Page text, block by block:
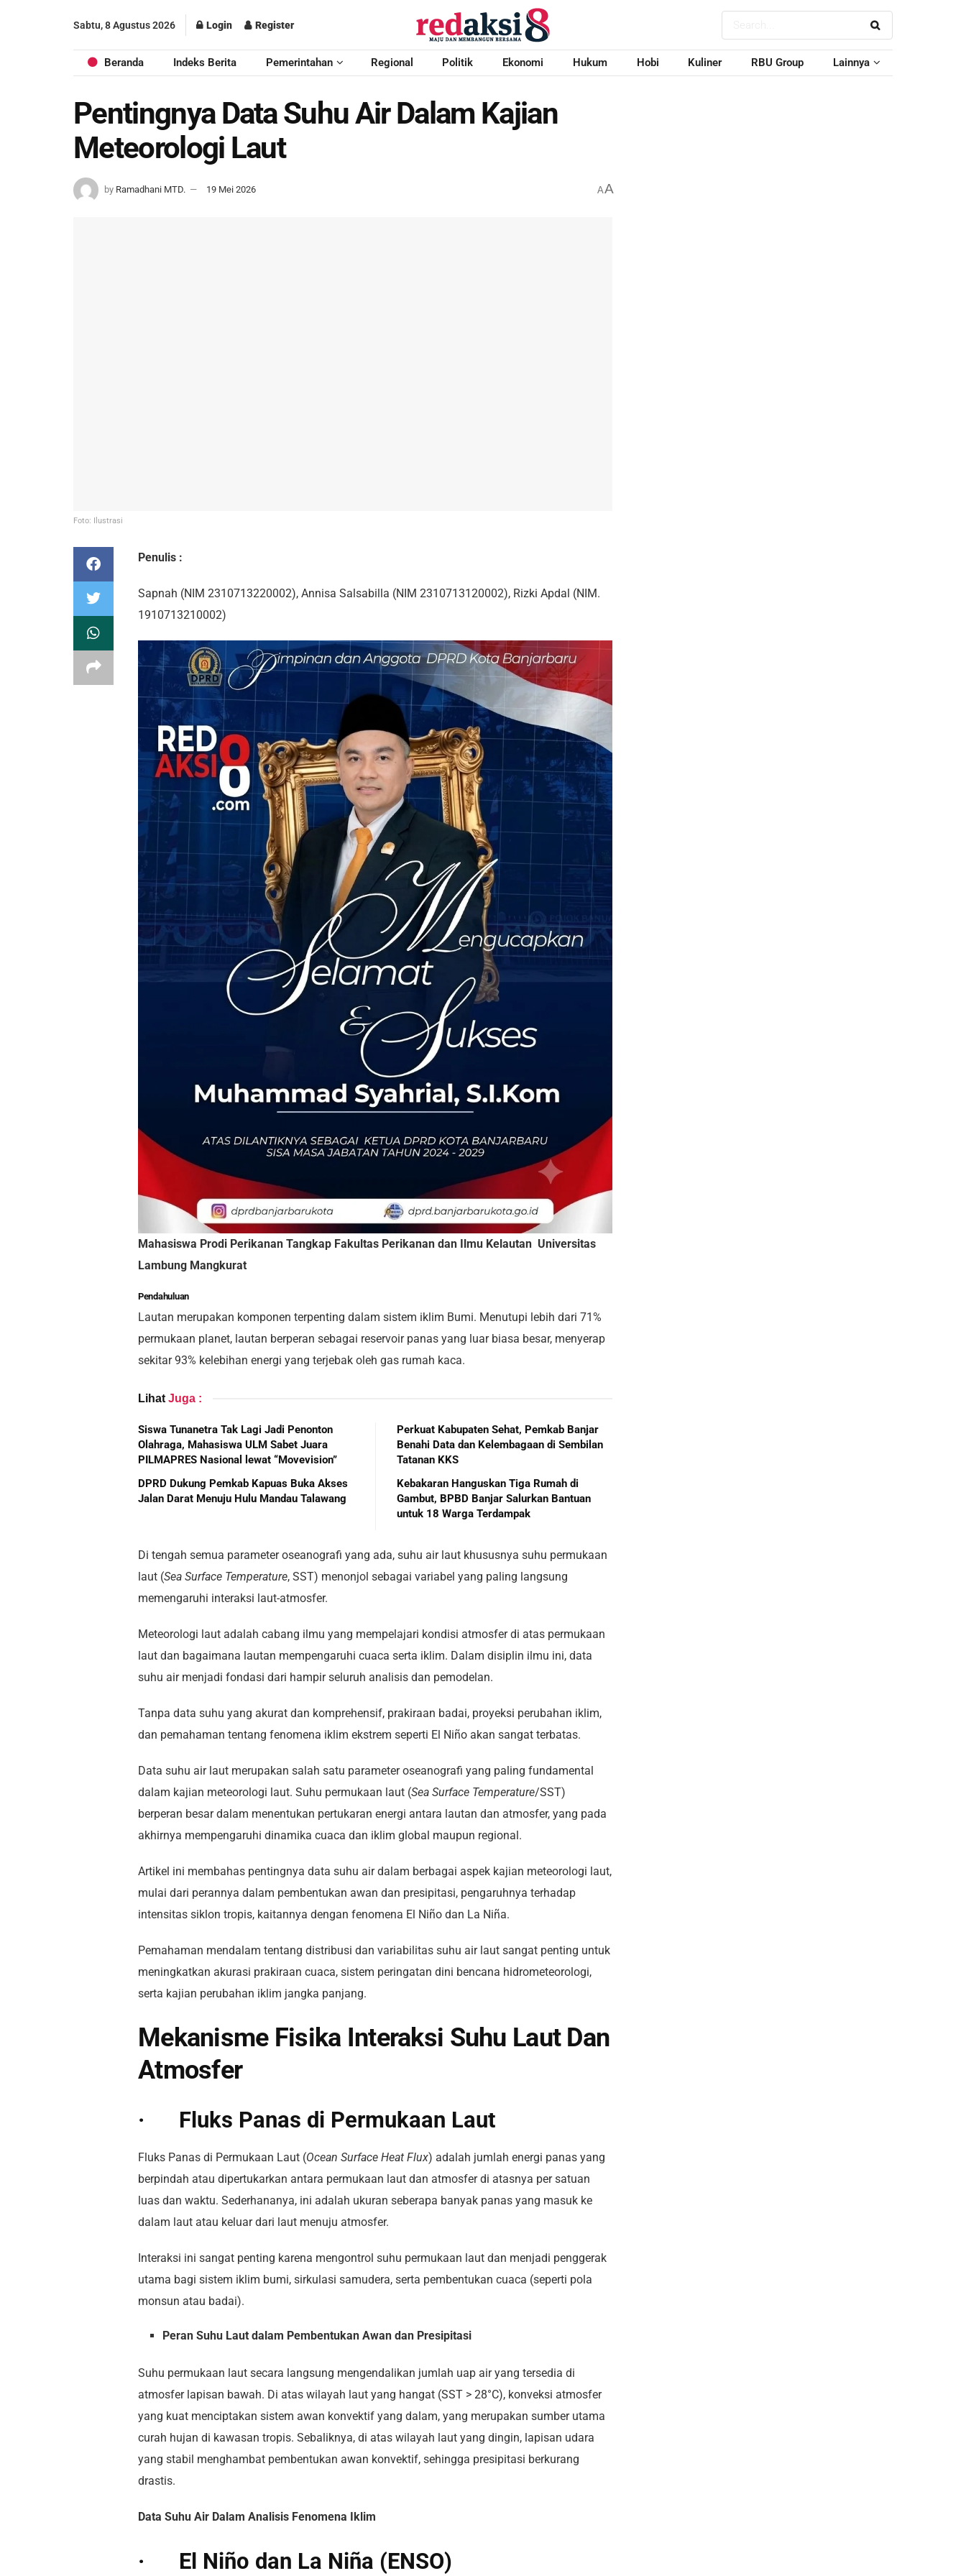
Sabtu, 8 Agustus 2026 Login Register
Beranda Indeks Berita Pemerintahan Regional Politik Ekonomi Hukum Hobi Kuliner RBU Group Lainnya
Pentingnya Data Suhu Air Dalam Kajian
Meteorologi Laut
by Ramadhani MTD. 19 Mei 2026 AA
Foto: Ilustrasi
Penulis :
Sapnah (NIM 2310713220002), Annisa Salsabilla (NIM 2310713120002), Rizki Apdal (NIM.
1910713210002)
Mahasiswa Prodi Perikanan Tangkap Fakultas Perikanan dan Ilmu Kelautan Universitas
Lambung Mangkurat
Pendahuluan
Lautan merupakan komponen terpenting dalam sistem iklim Bumi. Menutupi lebih dari 71%
permukaan planet, lautan berperan sebagai reservoir panas yang luar biasa besar, menyerap
sekitar 93% kelebihan energi yang terjebak oleh gas rumah kaca.
Lihat Juga :
Siswa Tunanetra Tak Lagi Jadi Penonton
Olahraga, Mahasiswa ULM Sabet Juara
PILMAPRES Nasional lewat “Movevision”
DPRD Dukung Pemkab Kapuas Buka Akses
Jalan Darat Menuju Hulu Mandau Talawang
Perkuat Kabupaten Sehat, Pemkab Banjar
Benahi Data dan Kelembagaan di Sembilan
Tatanan KKS
Kebakaran Hanguskan Tiga Rumah di
Gambut, BPBD Banjar Salurkan Bantuan
untuk 18 Warga Terdampak
Di tengah semua parameter oseanografi yang ada, suhu air laut khususnya suhu permukaan
laut (Sea Surface Temperature, SST) menonjol sebagai variabel yang paling langsung
memengaruhi interaksi laut-atmosfer.
Meteorologi laut adalah cabang ilmu yang mempelajari kondisi atmosfer di atas permukaan
laut dan bagaimana lautan mempengaruhi cuaca serta iklim. Dalam disiplin ilmu ini, data
suhu air menjadi fondasi dari hampir seluruh analisis dan pemodelan.
Tanpa data suhu yang akurat dan komprehensif, prakiraan badai, proyeksi perubahan iklim,
dan pemahaman tentang fenomena iklim ekstrem seperti El Niño akan sangat terbatas.
Data suhu air laut merupakan salah satu parameter oseanografi yang paling fundamental
dalam kajian meteorologi laut. Suhu permukaan laut (Sea Surface Temperature/SST)
berperan besar dalam menentukan pertukaran energi antara lautan dan atmosfer, yang pada
akhirnya mempengaruhi dinamika cuaca dan iklim global maupun regional.
Artikel ini membahas pentingnya data suhu air dalam berbagai aspek kajian meteorologi laut,
mulai dari perannya dalam pembentukan awan dan presipitasi, pengaruhnya terhadap
intensitas siklon tropis, kaitannya dengan fenomena El Niño dan La Niña.
Pemahaman mendalam tentang distribusi dan variabilitas suhu air laut sangat penting untuk
meningkatkan akurasi prakiraan cuaca, sistem peringatan dini bencana hidrometeorologi,
serta kajian perubahan iklim jangka panjang.
Mekanisme Fisika Interaksi Suhu Laut Dan
Atmosfer
· Fluks Panas di Permukaan Laut
Fluks Panas di Permukaan Laut (Ocean Surface Heat Flux) adalah jumlah energi panas yang
berpindah atau dipertukarkan antara permukaan laut dan atmosfer di atasnya per satuan
luas dan waktu. Sederhananya, ini adalah ukuran seberapa banyak panas yang masuk ke
dalam laut atau keluar dari laut menuju atmosfer.
Interaksi ini sangat penting karena mengontrol suhu permukaan laut dan menjadi penggerak
utama bagi sistem iklim bumi, sirkulasi samudera, serta pembentukan cuaca (seperti pola
monsun atau badai).
Peran Suhu Laut dalam Pembentukan Awan dan Presipitasi
Suhu permukaan laut secara langsung mengendalikan jumlah uap air yang tersedia di
atmosfer lapisan bawah. Di atas wilayah laut yang hangat (SST > 28°C), konveksi atmosfer
yang kuat menciptakan sistem awan konvektif yang dalam, yang merupakan sumber utama
curah hujan di kawasan tropis. Sebaliknya, di atas wilayah laut yang dingin, lapisan udara
yang stabil menghambat pembentukan awan konvektif, sehingga presipitasi berkurang
drastis.
Data Suhu Air Dalam Analisis Fenomena Iklim
· El Niño dan La Niña (ENSO)